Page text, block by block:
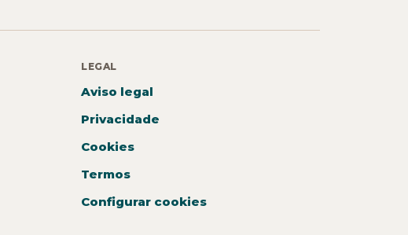
LEGAL
Aviso legal
Privacidade
Cookies
Termos
Configurar cookies